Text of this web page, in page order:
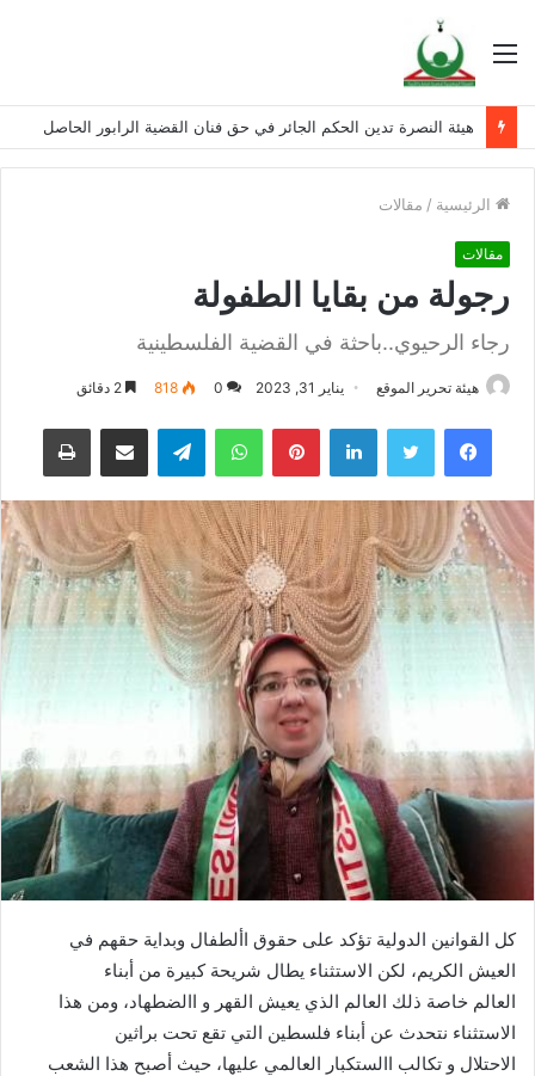
القائمة
هيئة النصرة تدين الحكم الجائر في حق فنان القضية الرابور الحاصل
الرئيسية / مقالات
مقالات
رجولة من بقايا الطفولة
رجاء الرحيوي..باحثة في القضية الفلسطينية
هيئة تحرير الموقع يناير 31, 2023 0
818
فيسبوك تويتر لينكدإن بينتيريستواتساب تيلقرام مشاركة عبر البريد طباعة
كل القوانين الدولية تؤكد على حقوق األطفال وبداية حقهم في
العيش الكريم، لكن الاستثناء يطال شريحة كبيرة من أبناء
العالم خاصة ذلك العالم الذي يعيش القهر و االضطهاد، ومن هذا
الاستثناء نتحدث عن أبناء فلسطين التي تقع تحت براثين
الاحتلال و تكالب االستكبار العالمي عليها، حيث أصبح هذا الشعب